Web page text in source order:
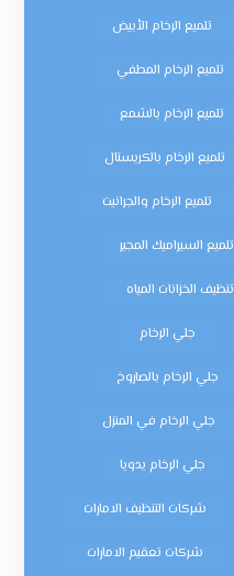
تلميع الرخام الأبيض
تلميع الرخام المطفي
تلميع الرخام بالشمع
تلميع الرخام بالكريستال
تلميع الرخام والجرانيت
تلميع السيراميك المجير
تنظيف الخزانات المياه
جلي الرخام
جلي الرخام بالصاروخ
جلي الرخام في المنزل
جلي الرخام يدويا
شركات التنظيف الامارات
شركات تعقيم الامارات